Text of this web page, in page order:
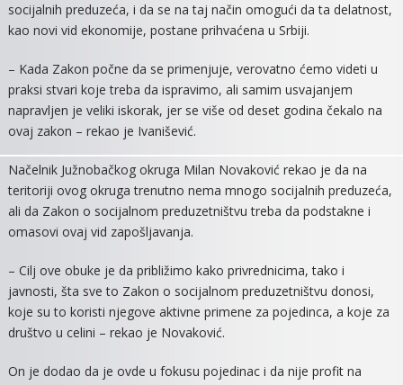
socijalnih preduzeća, i da se na taj način omogući da ta delatnost,
kao novi vid ekonomije, postane prihvaćena u Srbiji.
– Kada Zakon počne da se primenjuje, verovatno ćemo videti u
praksi stvari koje treba da ispravimo, ali samim usvajanjem
napravljen je veliki iskorak, jer se više od deset godina čekalo na
ovaj zakon – rekao je Ivanišević.
Načelnik Južnobačkog okruga Milan Novaković rekao je da na
teritoriji ovog okruga trenutno nema mnogo socijalnih preduzeća,
ali da Zakon o socijalnom preduzetništvu treba da podstakne i
omasovi ovaj vid zapošljavanja.
– Cilj ove obuke je da približimo kako privrednicima, tako i
javnosti, šta sve to Zakon o socijalnom preduzetništvu donosi,
koje su to koristi njegove aktivne primene za pojedinca, a koje za
društvo u celini – rekao je Novaković.
On je dodao da je ovde u fokusu pojedinac i da nije profit na